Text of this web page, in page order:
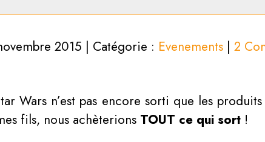
2015 | Catégorie : Evenements| 2
Wars n’est pas encore sorti que les
fils, nous achèterions TOUT ce qui sort !